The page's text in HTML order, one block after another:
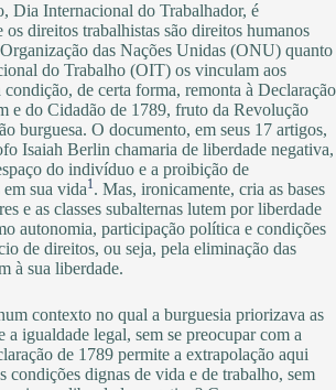
Dia Internacional do Trabalhador, é
direitos trabalhistas são direitos humanos
das Nações Unidas (ONU) quanto
do Trabalho (OIT) os vinculam aos
de certa forma, remonta à Declaração
e do Cidadão de 1789, fruto da Revolução
burguesa. O documento, em seus 17 artigos,
Isaiah Berlin chamaria de liberdade negativa,
do indivíduo e a proibição de
sua vida1. Mas, ironicamente, cria as bases
e as classes subalternas lutem por liberdade
autonomia, participação política e condições
de direitos, ou seja, pela eliminação das
à sua liberdade.
contexto no qual a burguesia priorizava as
igualdade legal, sem se preocupar com a
de 1789 permite a extrapolação aqui
condições dignas de vida e de trabalho, sem